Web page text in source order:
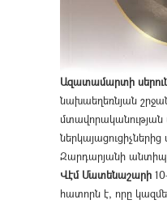
Ազատամարտի
նախաեղեռնյան
ներկայացուցիչներից
Զարդարյանի անտիպ
Վէմ Մատենաշարի
հատորն է, որը